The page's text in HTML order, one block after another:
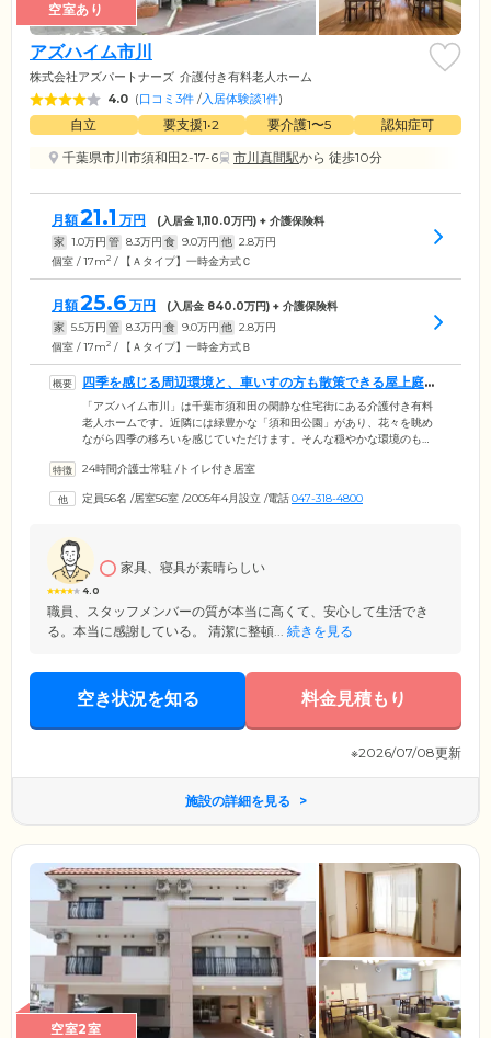
空室あり
アズハイム市川
株式会社アズパートナーズ 介護付き有料老人ホーム
4.0 (口コミ3件 /入居体験談1件)
自立 要支援1•2 要介護1〜5
認知症可
千葉県市川市須和田2-17-6
市川真間駅から 徒歩10分
月額21.1 万円 (入居金1,110.0万円) + 介護保険料
家 1.0万円 管 8.3万円 食 9.0万円 他 2.8万円
個室 / 17m2 / 【Ａタイプ】一時金方式Ｃ
月額25.6 万円 (入居金 840.0万円) + 介護保険料
家 5.5万円 管 8.3万円 食 9.0万円 他 2.8万円
個室 / 17m2 / 【Ａタイプ】一時金方式Ｂ
四季を感じる周辺環境と、車いすの方も散策できる屋上庭園
が自慢です
「アズハイム市川」は千葉市須和田の閑静な住宅街にある介護付き有料
老人ホームです。近隣には緑豊かな「須和田公園」があり、花々を眺め
ながら四季の移ろいを感じていただけます。そんな穏やかな環境のも
トイレ・洗面台完備の個室をご用意。ほかのご入居者様の目を気にする
間が充実。屋上には4つのゾーンに分かれた本格的な広い庭園を、1階に
24時間介護士常駐 /トイレ付き居室
定員56名 /居室56室 /2005年4月設立 /電話047-318-4800
4.0
家具、寝具が素晴らしい
職員、スタッフメンバーの質が本当に高くて、安心して生活でき
る。本当に感謝している。 清潔に整頓... 続きを見る
空き状況を知る 料金見積もり
※2026/07/08更新
施設の詳細を見る
空室2室